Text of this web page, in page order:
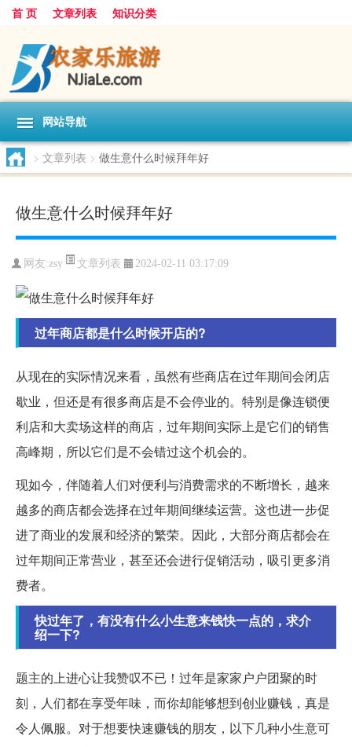
首 页 文章列表 知识分类
网站导航
> 文章列表 > 做生意什么时候拜年好
做生意什么时候拜年好
网友:zsy 文章列表 2024-02-11 03:17:09
过年商店都是什么时候开店的?
从现在的实际情况来看，虽然有些商店在过年期间会闭店
歇业，但还是有很多商店是不会停业的。特别是像连锁便
利店和大卖场这样的商店，过年期间实际上是它们的销售
高峰期，所以它们是不会错过这个机会的。
现如今，伴随着人们对便利与消费需求的不断增长，越来
越多的商店都会选择在过年期间继续运营。这也进一步促
进了商业的发展和经济的繁荣。因此，大部分商店都会在
过年期间正常营业，甚至还会进行促销活动，吸引更多消
费者。
快过年了，有没有什么小生意来钱快一点的，求介
绍一下?
题主的上进心让我赞叹不已！过年是家家户户团聚的时
刻，人们都在享受年味，而你却能够想到创业赚钱，真是
令人佩服。对于想要快速赚钱的朋友，以下几种小生意可